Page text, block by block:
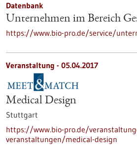
Datenbank
Unternehmen im Bereich
https://www.bio-pro.de/service/
Veranstaltung - 05.04.2017
Medical Design
Stuttgart
https://www.bio-pro.de/
veranstaltungen/medical-design